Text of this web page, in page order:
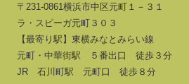
〒231-0861横浜市中区元町１－３１
ラ・スピーガ元町３０３
【最寄り駅】東横みなとみらい線
元町・中華街駅 ５番出口 徒歩３分
JR 石川町駅 元町口 徒歩８分